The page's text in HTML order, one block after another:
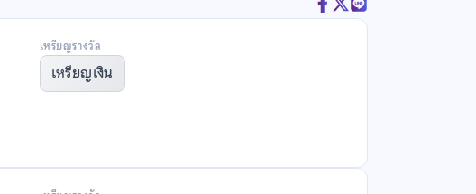
เหรียญรางวัล
เหรียญเงิน